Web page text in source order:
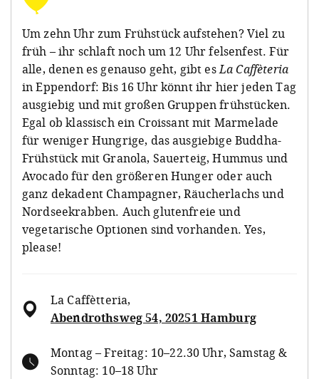
Um zehn Uhr zum Frühstück aufstehen? Viel zu
früh – ihr schlaft noch um 12 Uhr felsenfest. Für
alle, denen es genauso geht, gibt esLa Caffèteria
in Eppendorf: Bis 16 Uhr könnt ihr hier jeden Tag
ausgiebig und mit großen Gruppen frühstücken.
Egal ob klassisch ein Croissant mit Marmelade
für weniger Hungrige, das ausgiebige Buddha-
Frühstück mit Granola, Sauerteig, Hummus und
Avocado für den größeren Hunger oder auch
ganz dekadent Champagner, Räucherlachs und
Nordseekrabben. Auch glutenfreie und
vegetarische Optionen sind vorhanden. Yes,
please!
La Caffètteria,
Abendrothsweg 54, 20251 Hamburg
Montag – Freitag: 10–22.30 Uhr, Samstag &
Sonntag: 10–18 Uhr